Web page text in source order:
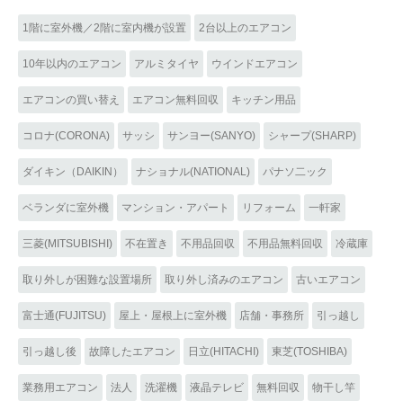
1階に室外機／2階に室内機が設置 2台以上のエアコン
10年以内のエアコン アルミタイヤ ウインドエアコン
エアコンの買い替え エアコン無料回収 キッチン用品
コロナ(CORONA) サッシ サンヨー(SANYO) シャープ(SHARP)
ダイキン（DAIKIN） ナショナル(NATIONAL) パナソ二ック
ベランダに室外機 マンション・アパート リフォーム 一軒家
三菱(MITSUBISHI) 不在置き 不用品回収 不用品無料回収 冷蔵庫
取り外しが困難な設置場所 取り外し済みのエアコン 古いエアコン
富士通(FUJITSU) 屋上・屋根上に室外機 店舗・事務所 引っ越し
引っ越し後 故障したエアコン 日立(HITACHI) 東芝(TOSHIBA)
業務用エアコン 法人 洗濯機 液晶テレビ 無料回収 物干し竿